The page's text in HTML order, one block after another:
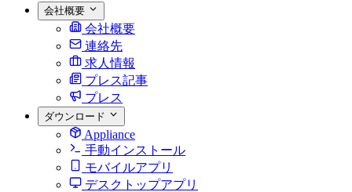
会社概要
会社概要
連絡先
求人情報
プレス記事
プレス
ダウンロード
Appliance
手動インストール
モバイルアプリ
デスクトップアプリ